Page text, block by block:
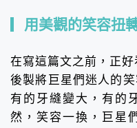
用美觀的笑容扭
在寫這篇文之前，正
後製將巨星們迷人的
有的牙縫變大，有的
然，笑容一換，巨星